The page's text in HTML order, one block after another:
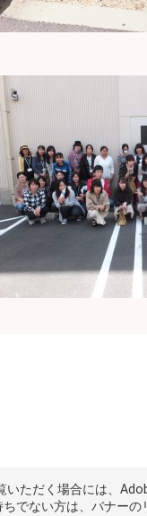
いただく場合には、
でない方は、バナーの